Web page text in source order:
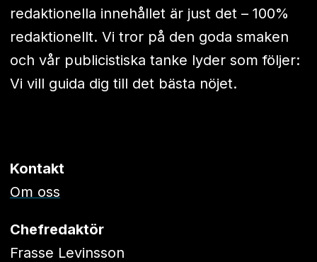
redaktionella innehållet är just det – 100%
redaktionellt. Vi tror på den goda smaken
och vår publicistiska tanke lyder som följer:
Vi vill guida dig till det bästa nöjet.
Kontakt
Om oss
Chefredaktör
Frasse Levinsson